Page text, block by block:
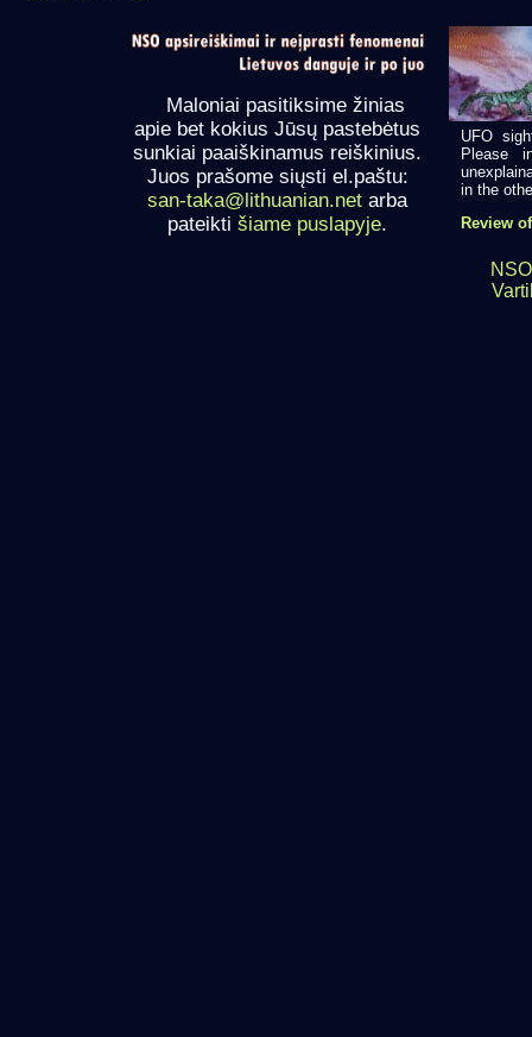
Maloniai pasitiksime žinias
apie bet kokius Jūsų pastebėtus
sunkiai paaiškinamus reiškinius.
Juos prašome siųsti el.paštu:
san-taka@lithuanian.net arba
pateikti šiame puslapyje.
UFO
Please
in the
Review